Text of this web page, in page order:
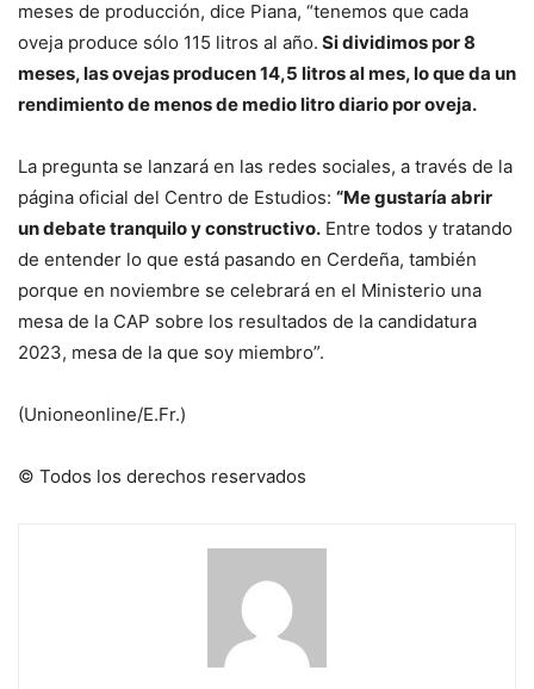
meses de producción, dice Piana, “tenemos que cada
oveja produce sólo 115 litros al año. Si dividimos por 8
meses, las ovejas producen 14,5 litros al mes, lo que da un
rendimiento de menos de medio litro diario por oveja.
La pregunta se lanzará en las redes sociales, a través de la
página oficial del Centro de Estudios: “Me gustaría abrir
un debate tranquilo y constructivo. Entre todos y tratando
de entender lo que está pasando en Cerdeña, también
porque en noviembre se celebrará en el Ministerio una
mesa de la CAP sobre los resultados de la candidatura
2023, mesa de la que soy miembro”.
(Unioneonline/E.Fr.)
© Todos los derechos reservados